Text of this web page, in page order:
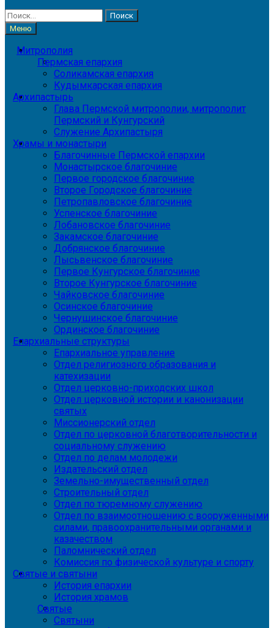
Найти:
Меню
Митрополия
Пермская епархия
Соликамская епархия
Кудымкарская епархия
Архипастырь
Глава Пермской митрополии, митрополит
Пермский и Кунгурский
Служение Архипастыря
Храмы и монастыри
Благочинные Пермской епархии
Монастырское благочиние
Первое городское благочиние
Второе Городское благочиние
Петропавловское благочиние
Успенское благочиние
Лобановское благочиние
Закамское благочиние
Добрянское благочиние
Лысьвенское благочиние
Первое Кунгурское благочиние
Второе Кунгурское благочиние
Чайковское благочиние
Осинское благочиние
Чернушинское благочиние
Ординское благочиние
Епархиальные структуры
Епархиальное управление
Отдел религиозного образования и
катехизации
Отдел церковно-приходских школ
Отдел церковной истории и канонизации
святых
Миссионерский отдел
Отдел по церковной благотворительности и
социальному служению
Отдел по делам молодежи
Издательский отдел
Земельно-имущественный отдел
Строительный отдел
Отдел по тюремному служению
Отдел по взаимоотношению с вооруженными
силами, правоохранительными органами и
казачеством
Паломнический отдел
Комиссия по физической культуре и спорту
Святые и святыни
История епархии
История храмов
Святые
Святыни